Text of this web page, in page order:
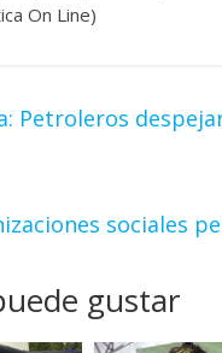
On Line)
Petroleros
sociales
gustar